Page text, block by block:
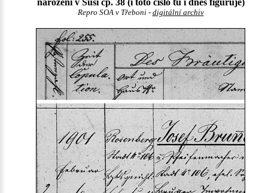
narození v Suši čp. 38 (i toto číslo tu i dnes figuruje)
Repro SOA v Třeboni - digitální archiv